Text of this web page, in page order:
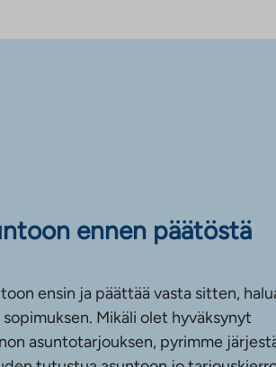
ennen päätöstä
ensin ja päättää vasta sitten,
Mikäli olet hyväksynyt
asuntotarjouksen, pyrimme